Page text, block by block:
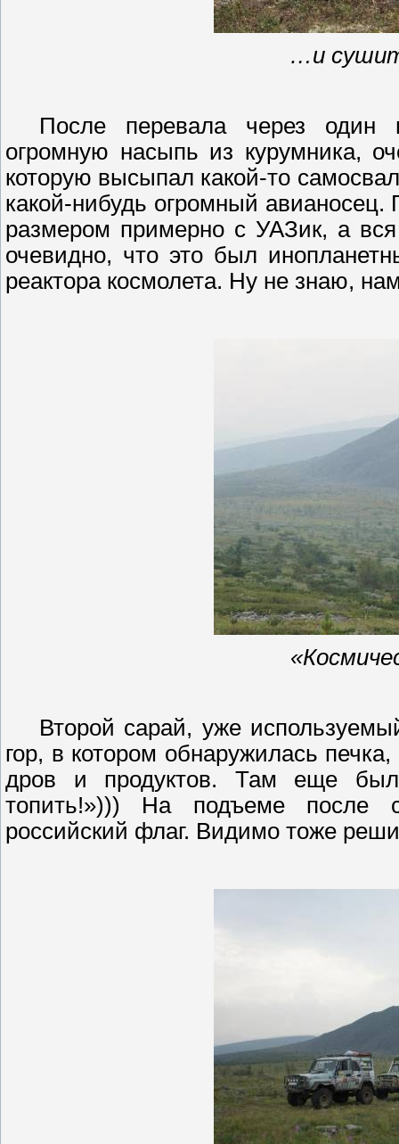
…и
После перевала через
огромную насыпь из курумника,
которую высыпал какой-то
какой-нибудь огромный
размером примерно с УАЗик, а
очевидно, что это был
реактора космолета. Ну не знаю,
Второй сарай, уже
гор, в котором обнаружилась
дров и продуктов.
Там еще
топить!»))) На подъеме после
российский флаг. Видимо тоже